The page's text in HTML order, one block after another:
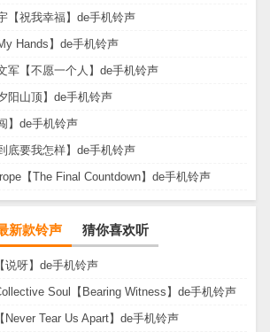
【祝我幸福】de手机铃声
My Hands】de手机铃声
军【不愿一个人】de手机铃声
夕阳山顶】de手机铃声
闯】de手机铃声
到底要我怎样】de手机铃声
【The Final Countdown】de手机铃声
新款铃声 猜你喜欢听
【说呀】de手机铃声
Soul【Bearing Witness】de手机铃声
【Never Tear Us Apart】de手机铃声